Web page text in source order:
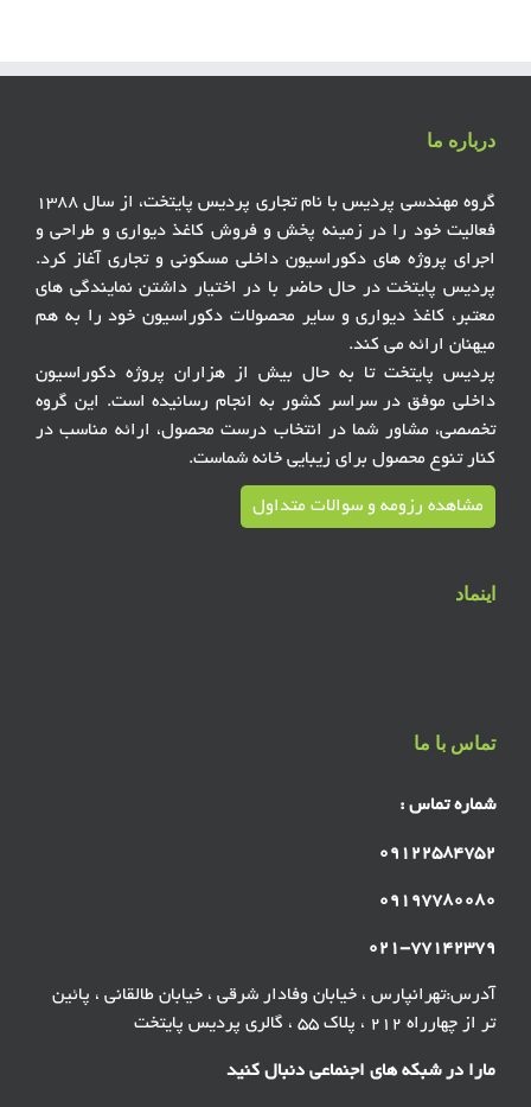
درباره ما
گروه مهندسی پردیس با نام تجاری پردیس پایتخت، از سال ۱۳۸۸
فعالیت خود را در زمینه پخش و فروش کاغذ دیواری و طراحی و
اجرای پروژه های دکوراسیون داخلی مسکونی و تجاری آغاز کرد.
پردیس پایتخت در حال حاضر با در اختیار داشتن نمایندگی های
معتبر، کاغذ دیواری و سایر محصولات دکوراسیون خود را به هم
میهنان ارائه می کند.
پردیس پایتخت تا به حال بیش از هزاران پروژه دکوراسیون
داخلی موفق در سراسر کشور به انجام رسانیده است. این گروه
تخصصی، مشاور شما در انتخاب درست محصول، ارائه مناسب در
کنار تنوع محصول برای زیبایی خانه شماست.
مشاهده رزومه و سوالات متداول
اینماد
تماس با ما
شماره تماس :
۰۹۱۲۲۵۸۴۷۵۲
۰۹۱۹۷۷۸۰۰۸۰
۰۲۱-۷۷۱۴۲۳۷۹
آدرس:تهرانپارس ، خیابان وفادار شرقی ، خیابان طالقانی ، پائین
تر از چهارراه ۲۱۲ ، پلاک ۵۵ ، گالری پردیس پایتخت
مارا در شبکه های اجنماعی دنبال کنید